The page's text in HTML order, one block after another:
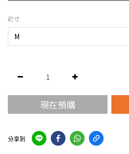
尺寸
現在預購
分享到